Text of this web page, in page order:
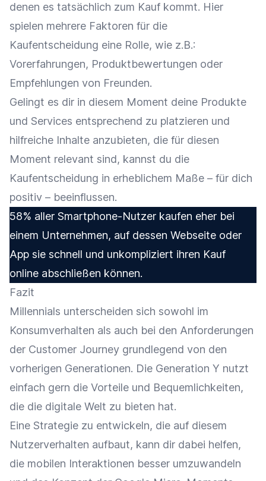
denen es tatsächlich zum Kauf kommt. Hier
spielen mehrere Faktoren für die
Kaufentscheidung eine Rolle, wie z.B.:
Vorerfahrungen, Produktbewertungen oder
Empfehlungen von Freunden.
Gelingt es dir in diesem Moment deine Produkte
und Services entsprechend zu platzieren und
hilfreiche Inhalte anzubieten, die für diesen
Moment relevant sind, kannst du die
Kaufentscheidung in erheblichem Maße – für dich
positiv – beeinflussen.
58% aller Smartphone-Nutzer kaufen eher bei
einem Unternehmen, auf dessen Webseite oder
App sie schnell und unkompliziert ihren Kauf
online abschließen können.
Fazit
Millennials unterscheiden sich sowohl im
Konsumverhalten als auch bei den Anforderungen
der Customer Journey grundlegend von den
vorherigen Generationen. Die Generation Y nutzt
einfach gern die Vorteile und Bequemlichkeiten,
die die digitale Welt zu bieten hat.
Eine Strategie zu entwickeln, die auf diesem
Nutzerverhalten aufbaut, kann dir dabei helfen,
die mobilen Interaktionen besser umzuwandeln